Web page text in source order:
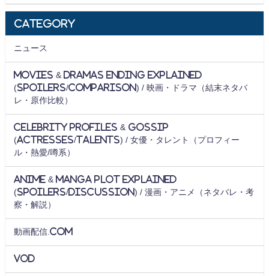
Category
ニュース
Movies & Dramas Ending Explained
(Spoilers/Comparison) / 映画・ドラマ（結末ネタバ
レ・原作比較）
Celebrity Profiles & Gossip
(Actresses/Talents) / 女優・タレント（プロフィー
ル・熱愛/噂系）
Anime & Manga Plot Explained
(Spoilers/Discussion) / 漫画・アニメ（ネタバレ・考
察・解説）
動画配信.com
VOD